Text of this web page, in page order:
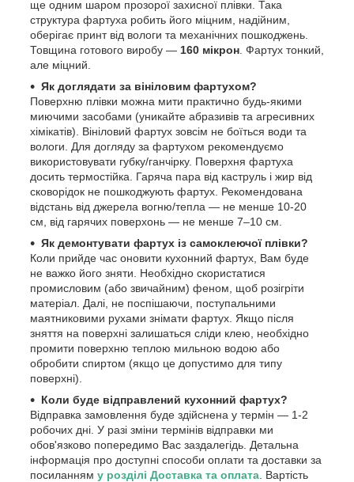
ще одним шаром прозорої захисної плівки. Така
структура фартуха робить його міцним, надійним,
оберігає принт від вологи та механічних пошкоджень.
Товщина готового виробу — 160 мікрон . Фартух тонкий,
але міцний.
Як доглядати за вініловим фартухом?
Поверхню плівки можна мити практично будь-якими
миючими засобами (уникайте абразивів та агресивних
хімікатів). Вініловий фартух зовсім не боїться води та
вологи. Для догляду за фартухом рекомендуємо
використовувати губку/ганчірку. Поверхня фартуха
досить термостійка. Гаряча пара від каструль і жир від
сковорідок не пошкоджують фартух. Рекомендована
відстань від джерела вогню/тепла — не менше 10-20
см, від гарячих поверхонь — не менше 7–10 см.
Як демонтувати фартух із самоклеючої плівки?
Коли прийде час оновити кухонний фартух, Вам буде
не важко його зняти. Необхідно скористатися
промисловим (або звичайним) феном, щоб розігріти
матеріал. Далі, не поспішаючи, поступальними
маятниковими рухами знімати фартух. Якщо після
зняття на поверхні залишаться сліди клею, необхідно
промити поверхню теплою мильною водою або
обробити спиртом (якщо це допустимо для типу
поверхні).
Коли буде відправлений кухонний фартух?
Відправка замовлення буде здійснена у термін — 1-2
робочих дні. У разі зміни термінів відправки ми
обов'язково попередимо Вас заздалегідь. Детальна
інформація про доступні способи оплати та доставки за
посиланням у розділі Доставка та оплата . Вартість